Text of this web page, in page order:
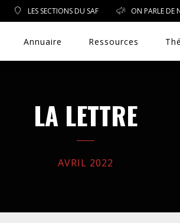
LES SECTIONS DU SAF ON PARLE DE
Annuaire Ressources
DROIT PUBLIC
DROIT SOCIAL
LA LETTRE
AVRIL 2022